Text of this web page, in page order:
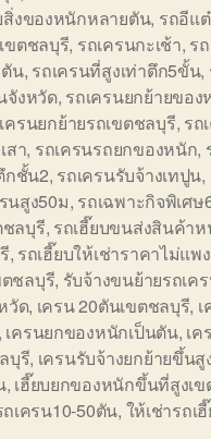
สิ่งของหนักหลายตัน, รถอีแ
ขตชลบุรี, รถเครนกะเช้า, ร
น, รถเครนที่สูงเท่าตึก5ขั้น,
จังหวัด, รถเครนยกย้ายขอ
ครนยกย้ายรถเขตชลบุรี, รถ
สา, รถเครนรถยกของหนัก,
กชั้น2, รถเครนรับจ้างเทปูน,
นสูง50ม, รถเฉพาะกิจพิเศษ
ชลบุรี, รถเฮี๊ยบขนส่งสินค้า
, รถเฮี๊ยบให้เช่าราคาไม่แพ
ชลบุรี, รับจ้างขนย้ายรถเค
วัด, เครน 20ตันเขตชลบุรี,
, เครนยกของหนักเป็นตัน, เค
บุรี, เครนรับจ้างยกย้ายขึ้นสู
, เฮี๊ยบยกของหนักขึ้นที่สูงเ
ถเครน10-50ตัน, ให้เช่ารถเ